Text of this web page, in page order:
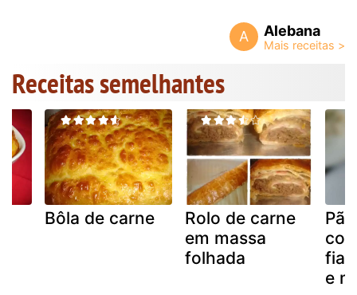
A Alebana
Receitas semelhantes
Bôla de carne
Rolo de carne
em massa
folhada
e